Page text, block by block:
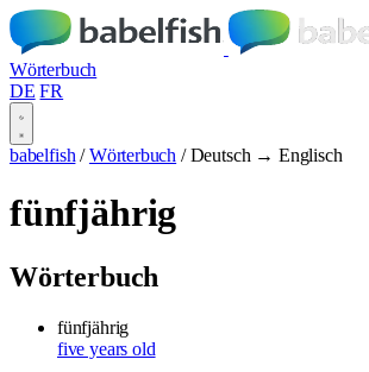
Wörterbuch
DE FR
babelfish / Wörterbuch / Deutsch → Englisch
fünfjährig
Wörterbuch
fünfjährig
five years old